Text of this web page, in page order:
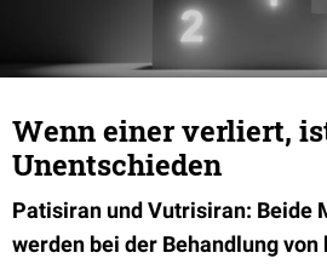
Wenn einer verliert,
Unentschieden
Patisiran und Vutrisiran: Beide
werden bei der Behandlung